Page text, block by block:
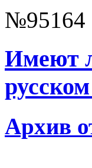
№95164
Имеют
Архив